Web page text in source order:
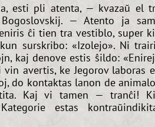
esti pli atenta, — kvazaŭ el
— Atento ja
ĉi tien tra vestiblo, super
surskribo: «Izolejo». Ni
kaj denove estis ŝildo:
avertis, ke Jegorov laboras
do kontaktas lanon de
Kaj vi tamen — tranĉi!
estas